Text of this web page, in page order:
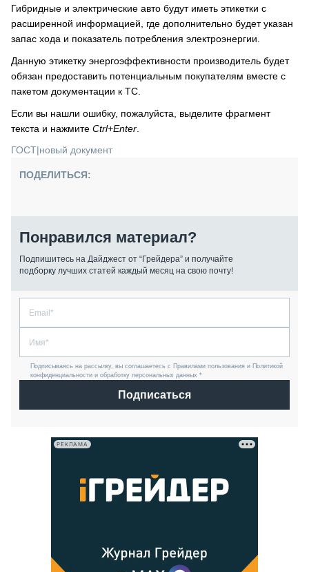
Гибридные и электрические авто будут иметь этикетки с
расширенной информацией, где дополнительно будет указан
запас хода и показатель потребления электроэнергии.
Данную этикетку энергоэффективности производитель будет
обязан предоставить потенциальным покупателям вместе с
пакетом документации к ТС.
Если вы нашли ошибку, пожалуйста, выделите фрагмент
текста и нажмите Ctrl+Enter
ГОСТ|новый документ
ПОДЕЛИТЬСЯ:
Понравился материал?
Подпишитесь на Дайджест от “Грейдера” и получайте
подборку лучших статей каждый месяц на свою почту!
Подписываясь на рассылку, вы соглашаетесь с Правилами пользования и Политикой
конфиденциальности и обработку персональных данных *
Подписаться
РЕКЛАМА